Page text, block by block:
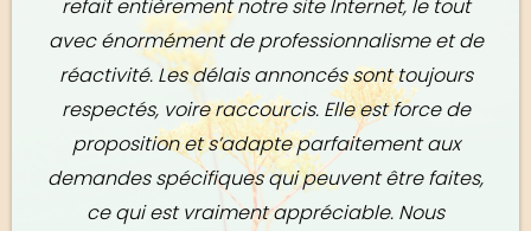
refait entièrement notre site Internet, le tout
avec énormément de professionnalisme et de
réactivité. Les délais annoncés sont toujours
respectés, voire raccourcis. Elle est force de
proposition et s’adapte parfaitement aux
demandes spécifiques qui peuvent être faites,
ce qui est vraiment appréciable. Nous